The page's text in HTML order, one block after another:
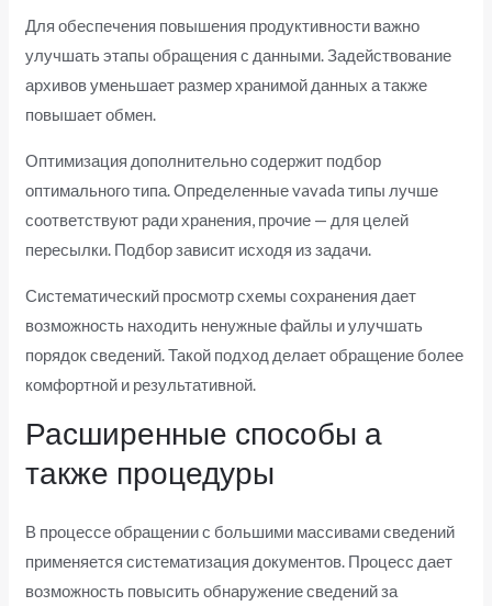
Для обеспечения повышения продуктивности важно
улучшать этапы обращения с данными. Задействование
архивов уменьшает размер хранимой данных а также
повышает обмен.
Оптимизация дополнительно содержит подбор
оптимального типа. Определенные vavada типы лучше
соответствуют ради хранения, прочие — для целей
пересылки. Подбор зависит исходя из задачи.
Систематический просмотр схемы сохранения дает
возможность находить ненужные файлы и улучшать
порядок сведений. Такой подход делает обращение более
комфортной и результативной.
Расширенные способы а
также процедуры
В процессе обращении с большими массивами сведений
применяется систематизация документов. Процесс дает
возможность повысить обнаружение сведений за